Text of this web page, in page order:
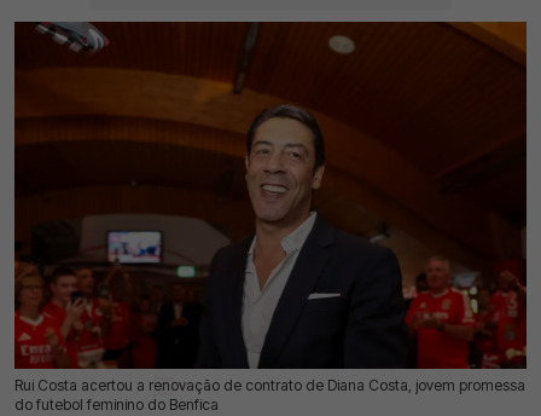
Rui Costa acertou a renovação de contrato de Diana Costa, jovem promessa
do futebol feminino do Benfica
09 Jul 2026 | 09:36 | 0